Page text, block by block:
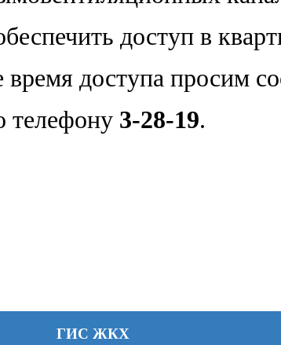
доступ в
время доступа просим
телефону 3-28-19.
ГИС ЖКХ